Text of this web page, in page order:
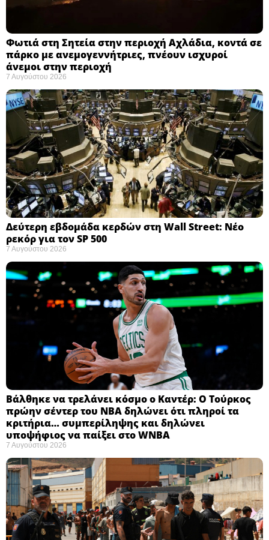
Φωτιά στη Σητεία στην περιοχή Αχλάδια, κοντά σε
πάρκο με ανεμογεννήτριες, πνέουν ισχυροί
άνεμοι στην περιοχή
7 Αυγούστου 2026
Δεύτερη εβδομάδα κερδών στη Wall Street: Νέο
ρεκόρ για τον SP 500
7 Αυγούστου 2026
Βάλθηκε να τρελάνει κόσμο ο Καντέρ: Ο Τούρκος
πρώην σέντερ του NBA δηλώνει ότι πληροί τα
κριτήρια… συμπερίληψης και δηλώνει
υποψήφιος να παίξει στο WNBA
7 Αυγούστου 2026